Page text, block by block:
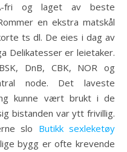
fri og laget av beste
en ekstra matskål
ts dl. De eies i dag av
Delikatesser er leietaker.
DnB, CBK, NOR og
node. Det laveste
kunne vært brukt i de
bistanden var ytt frivillig.
slo Butikk sexleketøy
bygg er ofte krevende